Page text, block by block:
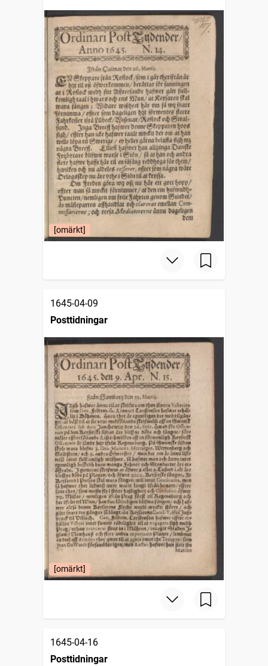
[omärkt]
1645-04-09
Posttidningar
[omärkt]
1645-04-16
Posttidningar